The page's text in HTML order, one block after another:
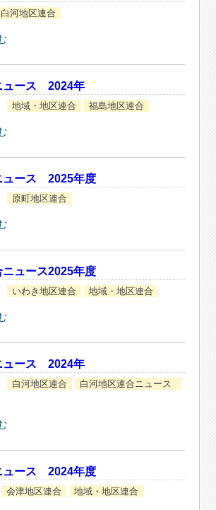
白河地区連合
ュース 2024年
地域・地区連合 福島地区連合
ュース 2025年度
原町地区連合
ュース2025年度
いわき地区連合 地域・地区連合
ュース 2024年
白河地区連合
白河地区連合ニュース
ュース 2024年度
会津地区連合 地域・地区連合